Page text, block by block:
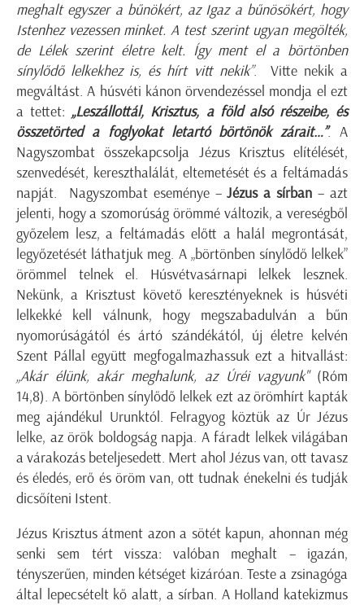
meghalt egyszer a bűnökért, az Igaz a bűnösökért, hogy
Istenhez vezessen minket. A test szerint ugyan megölték,
de Lélek szerint életre kelt. Így ment el a börtönben
sínylődő lelkekhez is, és hírt vitt nekik”. Vitte nekik a
megváltást. A húsvéti kánon örvendezéssel mondja el ezt
a tettet:„Leszállottál, Krisztus, a föld alsó részeibe, és
összetörted a foglyokat letartó börtönök zárait…”. A
Nagyszombat összekapcsolja Jézus Krisztus elítélését,
szenvedését, kereszthalálát, eltemetését és a feltámadás
napját. Nagyszombat eseménye –Jézus a sírban – azt
jelenti, hogy a szomorúság örömmé változik, a vereségből
győzelem lesz, a feltámadás előtt a halál megrontását,
legyőzetését láthatjuk meg. A „börtönben sínylődő lelkek”
örömmel telnek el. Húsvétvasárnapi lelkek lesznek.
Nekünk, a Krisztust követő keresztényeknek is húsvéti
lelkekké kell válnunk, hogy megszabadulván a bűn
nyomorúságától és ártó szándékától, új életre kelvén
Szent Pállal együtt megfogalmazhassuk ezt a hitvallást:
„Akár élünk, akár meghalunk, az Úréi vagyunk"(Róm
14,8). A börtönben sínylődő lelkek ezt az örömhírt kapták
meg ajándékul Urunktól. Felragyog köztük az Úr Jézus
lelke, az örök boldogság napja. A fáradt lelkek világában
a várakozás beteljesedett. Mert ahol Jézus van, ott tavasz
és éledés, erő és öröm van, ott tudnak énekelni és tudják
dicsőíteni Istent.
Jézus Krisztus átment azon a sötét kapun, ahonnan még
senki sem tért vissza: valóban meghalt – igazán,
tényszerűen, minden kétséget kizáróan. Teste a zsinagóga
által lepecsételt kő alatt, a sírban. A Holland katekizmus